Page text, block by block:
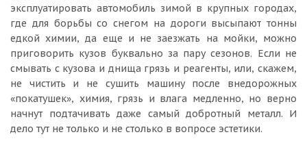
эксплуатировать автомобиль зимой в крупных городах,
где для борьбы со снегом на дороги высыпают тонны
едкой химии, да еще и не заезжать на мойки, можно
приговорить кузов буквально за пару сезонов. Если не
смывать с кузова и днища грязь и реагенты, или, скажем,
не чистить и не сушить машину после внедорожных
«покатушек», химия, грязь и влага медленно, но верно
начнут подтачивать даже самый добротный металл. И
дело тут не только и не столько в вопросе эстетики.